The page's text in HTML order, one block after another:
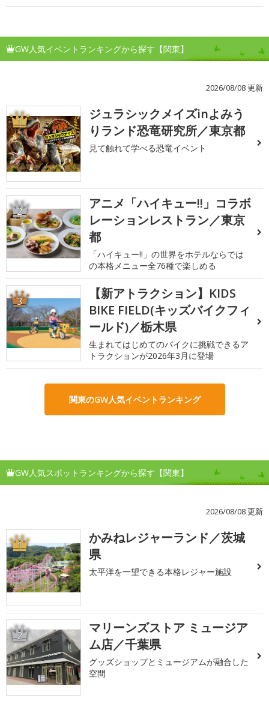
GW人気イベントランキングから探す【関東】
2026/08/08 更新
1
ジュラシックメイズinよみう
りランド恐竜研究所／東京都
見て触れて学べる恐竜イベント
2
アニメ「ハイキュー!!」コラボ
レーションレストラン／東京
都
「ハイキュー!!」の世界をホテルならでは
の本格メニュー全76種で楽しめる
3
【新アトラクション】KIDS
BIKE FIELD(キッズバイクフィ
ールド)／栃木県
生まれてはじめてのバイクに挑戦できるア
トラクションが2026年3月に登場
関東のGW人気イベントランキング
GW人気スポットランキングから探す【関東】
2026/08/08 更新
1
かみねレジャーランド／茨城
県
太平洋を一望できる本格レジャー施設
2
マリーンズストア ミュージア
ム店／千葉県
グッズショップとミュージアムが融合した
空間